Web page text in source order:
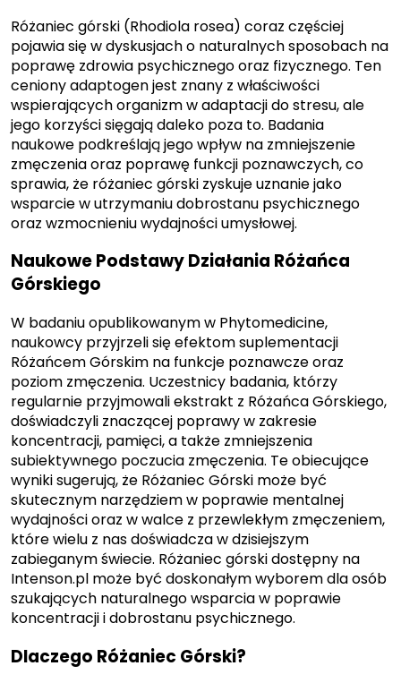
Różaniec górski (Rhodiola rosea) coraz częściej
pojawia się w dyskusjach o naturalnych sposobach na
poprawę zdrowia psychicznego oraz fizycznego. Ten
ceniony adaptogen jest znany z właściwości
wspierających organizm w adaptacji do stresu, ale
jego korzyści sięgają daleko poza to. Badania
naukowe podkreślają jego wpływ na zmniejszenie
zmęczenia oraz poprawę funkcji poznawczych, co
sprawia, że różaniec górski zyskuje uznanie jako
wsparcie w utrzymaniu dobrostanu psychicznego
oraz wzmocnieniu wydajności umysłowej.
Naukowe Podstawy Działania Różańca
Górskiego
W badaniu opublikowanym w Phytomedicine,
naukowcy przyjrzeli się efektom suplementacji
Różańcem Górskim na funkcje poznawcze oraz
poziom zmęczenia. Uczestnicy badania, którzy
regularnie przyjmowali ekstrakt z Różańca Górskiego,
doświadczyli znaczącej poprawy w zakresie
koncentracji, pamięci, a także zmniejszenia
subiektywnego poczucia zmęczenia. Te obiecujące
wyniki sugerują, że Różaniec Górski może być
skutecznym narzędziem w poprawie mentalnej
wydajności oraz w walce z przewlekłym zmęczeniem,
które wielu z nas doświadcza w dzisiejszym
zabieganym świecie. Różaniec górski dostępny na
Intenson.pl może być doskonałym wyborem dla osób
szukających naturalnego wsparcia w poprawie
koncentracji i dobrostanu psychicznego.
Dlaczego Różaniec Górski?